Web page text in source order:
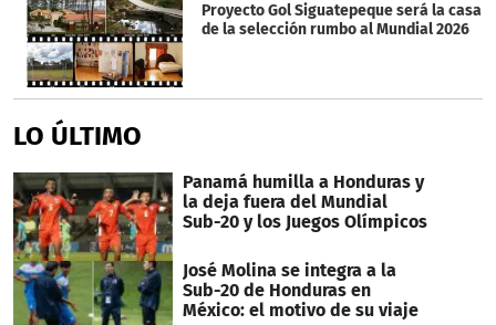
Proyecto Gol Siguatepeque será la casa
de la selección rumbo al Mundial 2026
LO ÚLTIMO
Panamá humilla a Honduras y
la deja fuera del Mundial
Sub-20 y los Juegos Olímpicos
José Molina se integra a la
Sub-20 de Honduras en
México: el motivo de su viaje